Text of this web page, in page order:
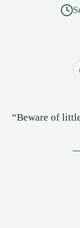
“Beware of